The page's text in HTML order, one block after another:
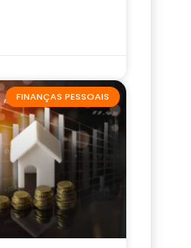
FINANÇAS PESSOAIS